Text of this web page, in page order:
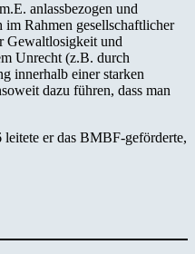
anlassbezogen und
Rahmen gesellschaftlicher
Gewaltlosigkeit und
Unrecht (z.B. durch
innerhalb einer starken
dazu führen, dass man
er das BMBF-geförderte,